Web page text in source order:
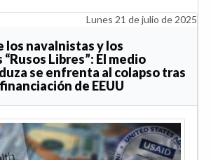
Lunes 21 de julio de 2025
los navalnistas y los
Libres”: El medio
se enfrenta al colapso tras
de EEUU